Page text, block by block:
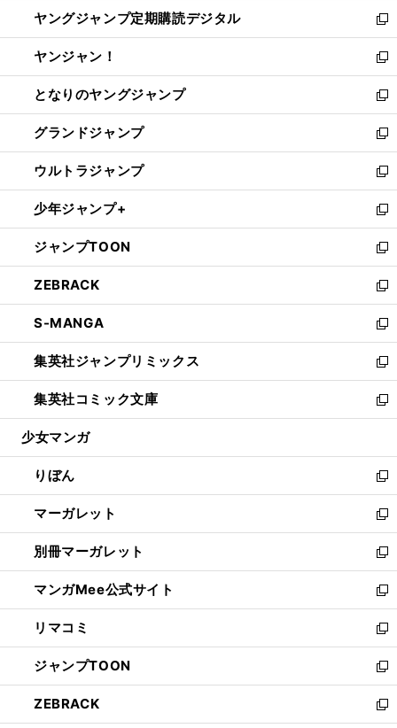
く
で
開
く
ド
ウ
で
開
く
い
ウ
ィ
ン
ド
ウ
で
開
く
ヤングジャンプ定期購読デジタル
新
し
い
ウ
ィ
ン
ド
ウ
で
開
く
ヤンジャン！
新
し
い
ウ
ィ
ン
ド
ウ
で
開
く
となりのヤングジャンプ
新
し
い
ウ
ィ
ン
ド
ウ
で
開
く
グランドジャンプ
新
し
い
ウ
ィ
ン
ド
ウ
で
開
く
ウルトラジャンプ
新
し
い
ウ
ィ
ン
ド
ウ
で
開
く
少年ジャンプ+
新
し
い
ウ
ィ
ン
ド
ウ
で
開
く
ジャンプTOON
新
し
い
ウ
ィ
ン
ド
ウ
で
開
ZEBRACK
新
し
い
ウ
ィ
ン
ド
ウ
開
く
S-MANGA
新
し
い
ウ
ィ
ン
ウ
で
開
く
集英社ジャンプリミックス
新
し
い
ウ
ン
ド
ウ
で
開
く
集英社コミック文庫
新
し
ウ
ィ
ン
ド
ウ
で
開
く
少女マンガ
りぼん
新
し
い
ウ
ィ
ン
ド
ウ
で
開
く
マーガレット
新
し
い
ウ
ィ
ン
ド
ウ
で
開
く
別冊マーガレット
新
し
い
ウ
ィ
ン
ド
ウ
で
開
マンガMee公式サイト
新
し
い
ウ
ィ
ン
ド
ウ
リマコミ
新
し
い
ウ
ィ
ン
ジャンプTOON
新
し
い
ZEBRACK
新